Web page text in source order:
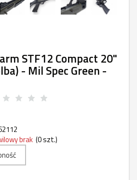
STF12 Compact 20"
- Mil Spec Green -
brak (0szt.)